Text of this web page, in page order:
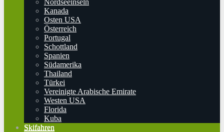
Nordseeinseln
Kanada
Osten USA
Österreich
Portugal
Schottland
Spanien
Südamerika
Thailand
Türkei
Vereinigte Arabische Emirate
Westen USA
Florida
Kuba
Skifahren